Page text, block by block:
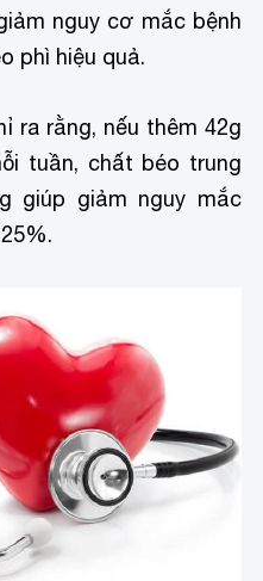
nguy cơ mắc bệnh
phì hiệu quả.
ra rằng, nếu thêm 42g
tuần, chất béo trung
giúp giảm nguy mắc